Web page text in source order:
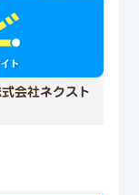
会社ネクスト